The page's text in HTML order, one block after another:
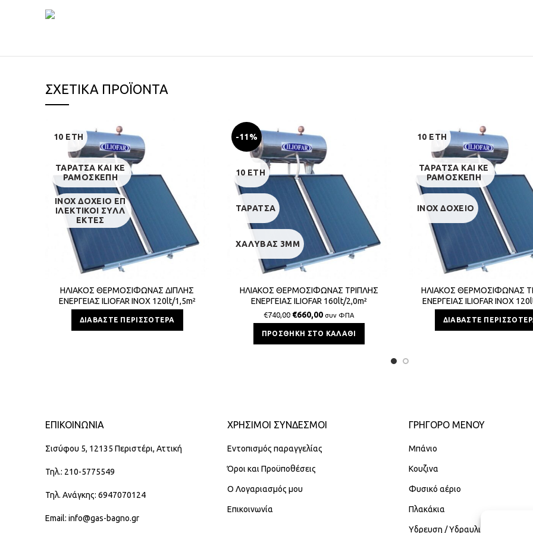
ΣΧΕΤΙΚΆ ΠΡΟΪΌΝΤΑ
10 ΕΤΗ
ΤΑΡΑΤΣΑ ΚΑΙ ΚΕ
ΡΑΜΟΣΚΕΠΗ
INOX ΔΟΧΕΙΟ ΕΠ
ΙΛΕΚΤΙΚΟΙ ΣΥΛΛ
ΕΚΤΕΣ
ΗΛΙΑΚΟΣ ΘΕΡΜΟΣΙΦΩΝΑΣ ΔΙΠΛΗΣ
ΕΝΕΡΓΕΙΑΣ ILIOFAR INOX 120lt/1,5m²
ΔΙΑΒΆΣΤΕ ΠΕΡΙΣΣΌΤΕΡΑ
-11%
10 ΕΤΗ
ΤΑΡΑΤΣΑ
ΧΑΛΥΒΑΣ 3MM
ΗΛΙΑΚΟΣ ΘΕΡΜΟΣΙΦΩΝΑΣ ΤΡΙΠΛΗΣ
ΕΝΕΡΓΕΙΑΣ ILIOFAR 160lt/2,0m²
€740,00 €660,00 συν ΦΠΑ
ΠΡΟΣΘΉΚΗ ΣΤΟ ΚΑΛΆΘΙ
10 ΕΤΗ
ΤΑΡΑΤΣΑ ΚΑΙ ΚΕ
ΡΑΜΟΣΚΕΠΗ
INOX ΔΟΧΕΙΟ
ΗΛΙΑΚΟΣ ΘΕΡΜΟΣΙΦΩΝΑΣ
ΕΝΕΡΓΕΙΑΣ ILIOFAR INOX
ΔΙΑΒΆΣΤΕ
ΕΠΙΚΟΙΝΩΝΊΑ
Σισύφου 5, 12135 Περιστέρι, Αττική
Τηλ.: 210-5775549
Τηλ. Ανάγκης: 6947070124
Email: info@gas-bagno.gr
ΧΡΗΣΙΜΟΙ ΣΥΝΔΕΣΜΟΙ
Εντοπισμός παραγγελίας
Όροι και Προϋποθέσεις
Ο Λογαριασμός μου
Επικοινωνία
ΓΡΉΓΟΡΟ ΜΕΝΟΎ
Μπάνιο
Κουζινα
Φυσικό αέριο
Πλακάκια
Υδρευση / Υδραυλικά